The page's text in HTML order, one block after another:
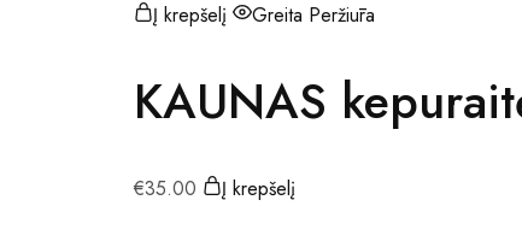
Į krepšelį Greita Peržiūra
KAUNAS
€35.00 Į krepšelį